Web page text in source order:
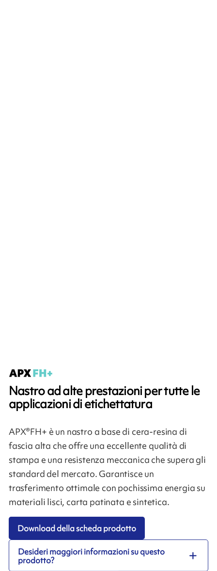
Nastro ad alte prestazioni per tutte le
applicazioni di etichettatura
APX®FH+ è un nastro a base di cera-resina di
fascia alta che offre una eccellente qualità di
stampa e una resistenza meccanica che supera gli
standard del mercato. Garantisce un
trasferimento ottimale con pochissima energia su
materiali lisci, carta patinata e sintetica.
Download della scheda prodotto
Desideri maggiori informazioni su questo
prodotto?